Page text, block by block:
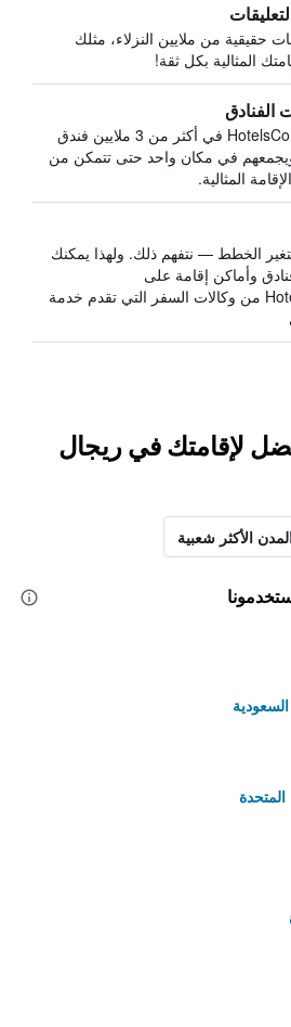
حقيقية من ملايين النزلاء، مثلك
المثالية بكل ثقة!
يبحث HotelsCombined في أكثر من 3 ملايين فندق
في مكان واحد حتى تتمكن من
المثالية.
الخطط — نتفهم ذلك. ولهذا يمكنك
وأماكن إقامة على
HotelsCombined من وكالات السفر التي تقدم خدمة
لإقامتك في ريجال
الأكثر شعبية